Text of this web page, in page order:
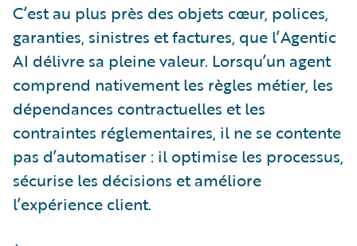
C’est au plus près des objets cœur, polices,
garanties, sinistres et factures, que l’Agentic
AI délivre sa pleine valeur. Lorsqu’un agent
comprend nativement les règles métier, les
dépendances contractuelles et les
contraintes réglementaires, il ne se contente
pas d’automatiser : il optimise les processus,
sécurise les décisions et améliore
l’expérience client.